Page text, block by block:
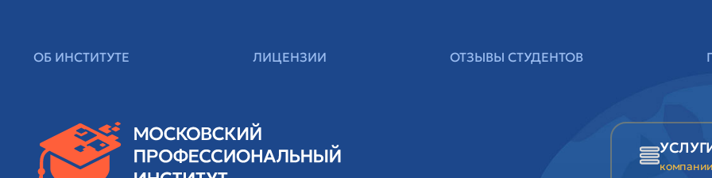
ОБ ИНСТИТУТЕ ЛИЦЕНЗИИ ОТЗЫВЫ СТУДЕНТОВ
компании